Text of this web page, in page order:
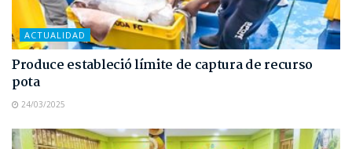
ACTUALIDAD
Produce estableció límite de captura de recurso
pota
24/03/2025